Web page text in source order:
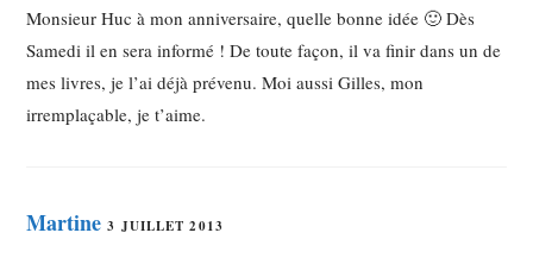
Monsieur Huc à mon anniversaire, quelle bonne idée 🙂 Dès
Samedi il en sera informé ! De toute façon, il va finir dans un de
mes livres, je l’ai déjà prévenu. Moi aussi Gilles, mon
irremplaçable, je t’aime.
Martine 3 JUILLET 2013